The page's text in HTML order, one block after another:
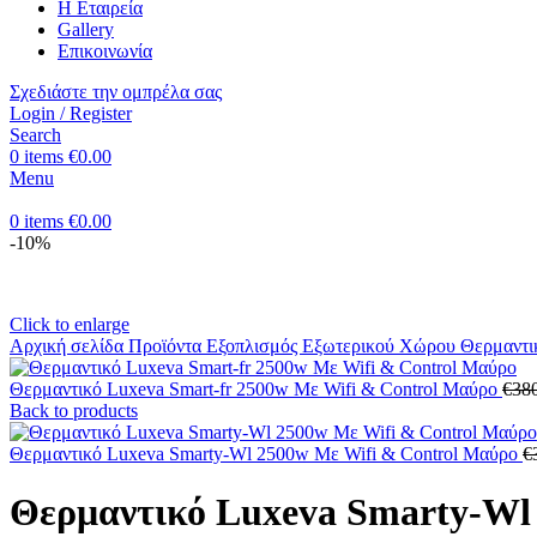
Η Εταιρεία
Gallery
Επικοινωνία
Σχεδιάστε την ομπρέλα σας
Login / Register
Search
0 items €0.00
Menu
0 items €0.00
-10%
Click to enlarge
Αρχική σελίδα Προϊόντα Εξοπλισμός Eξωτερικού Xώρου
Θερμαντικό Luxeva Smart-fr 2500w Με Wifi & Control Μαύρο €
Back to products
Θερμαντικό Luxeva Smarty-Wl 2500w Με Wifi & Control Μαύρο €
Θερμαντικό Luxeva Smarty-